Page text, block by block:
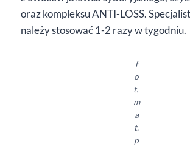
oraz kompleksu ANTI-LOSS.
należy stosować 1-2 razy w tygodniu.
f
o
t.
m
a
t.
p